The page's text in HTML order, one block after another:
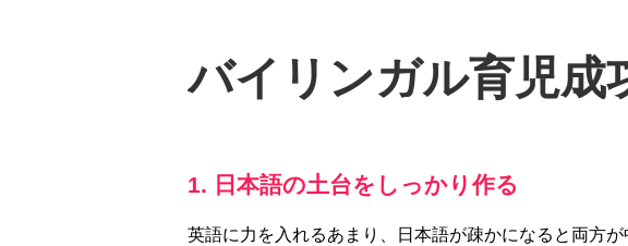
バイリンガル育児成
1. 日本語の土台をしっかり作る
英語に力を入れるあまり、日本語が疎かになると両方